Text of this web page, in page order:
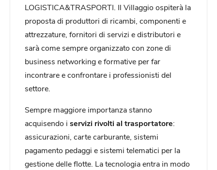
LOGISTICA&TRASPORTI. Il Villaggio ospiterà la
proposta di produttori di ricambi, componenti e
attrezzature, fornitori di servizi e distributori e
sarà come sempre organizzato con zone di
business networking e formative per far
incontrare e confrontare i professionisti del
settore.
Sempre maggiore importanza stanno
acquisendo i servizi rivolti al trasportatore:
assicurazioni, carte carburante, sistemi
pagamento pedaggi e sistemi telematici per la
gestione delle flotte. La tecnologia entra in modo